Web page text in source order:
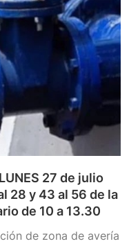
27 de julio
28 y 43 al 56 de la
de 10 a 13.30
de zona de avería